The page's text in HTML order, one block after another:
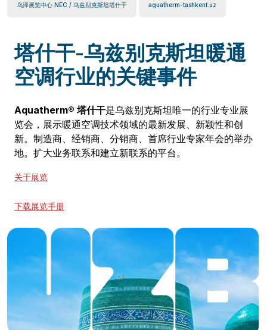
乌泽展览中心 NEC / 乌兹别克斯坦塔什干 aquatherm-tashkent.uz
塔什干-乌兹别克斯坦暖通
空调行业的关键事件
Aquatherm® 塔什干是乌兹别克斯坦唯一的行业专业展
览会，展示暖通空调技术领域的最新发展、新颖性和创
新。制造商、经销商、分销商、首席行业专家年会的举办
地。扩大业务联系和建立新联系的平台。
关于展览
下载展览手册